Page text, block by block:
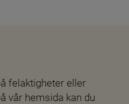
felaktigheter eller
vår hemsida kan du